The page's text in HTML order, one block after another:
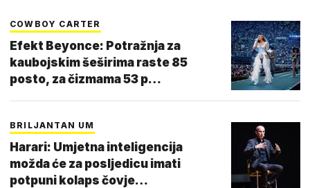
COWBOY CARTER
Efekt Beyonce: Potražnja za
kaubojskim šeširima raste 85
posto, za čizmama 53 p…
BRILJANTAN UM
Harari: Umjetna inteligencija
možda će za posljedicu imati
potpuni kolaps čovje…